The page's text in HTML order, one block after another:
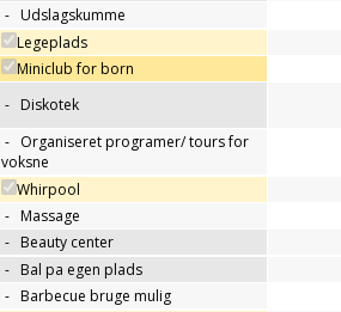
- Udslagskumme
Legeplads
Miniclub for born
- Diskotek
- Organiseret programer/ tours for
voksne
Whirpool
- Massage
- Beauty center
- Bal pa egen plads
- Barbecue bruge mulig